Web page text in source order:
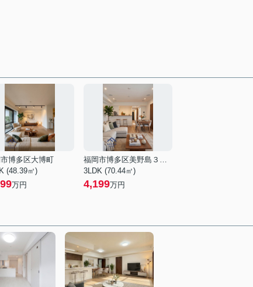
博多区大博町
(48.39㎡)
万円
福岡市博多区美野島３丁目
3LDK (70.44㎡)
4,199万円